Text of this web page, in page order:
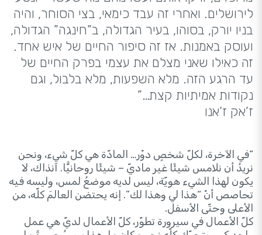
לירושלים. ואחרי זה עבד כימאי, בצי הסוחר, והיה
בניו יורק, בסוהו, בעיר הגדולה, ב”חינגה” הגדולה,
ועוסק באמנות. אז זה סיפור החיים של איש אחד.
זה כאילו שאני מצלם את עצמי בפרק החיים של
עד הרגע הזה. מלא השפעות, מלא בלבול, וגם
נקודות אמיתיות קצת…”
ז’אק ז’אנו
“في الآخرة، لكلّ شخصٍ دوْر… المادّة هي كلّ شيء، ونحن
نريدُ أن نلامس شيئًا غير ماديّ – شيئًا روحانيًّا. آنذاك، لا
يكون لهذا الشيء هويّة، ليس لديه موضعُ لمس، وليسه فيه
تحاصص أنْ “هذا لي وهذا لك”. إنه يحتضن العالمَ كلّه، من
الأعلى وحتّى الأسفل.
كلّ الأعمال في سيرورة تطوّر، كلّ الأعمال لديّ هي عمل